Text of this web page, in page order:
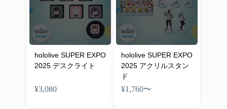
hololive SUPER EXPO
2025 デスクライト
¥3,080
hololive SUPER EXPO
2025 アクリルスタン
ド
¥1,760〜